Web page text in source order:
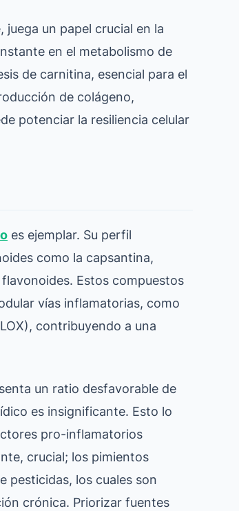
un papel crucial en la
en el metabolismo de
de carnitina, esencial para el
de colágeno,
potenciar la resiliencia celular
es ejemplar. Su perfil
como la capsantina,
Estos compuestos
vías inflamatorias, como
contribuyendo a una
un ratio desfavorable de
es insignificante. Esto lo
pro-inflamatorios
crucial; los pimientos
pesticidas, los cuales son
crónica. Priorizar fuentes